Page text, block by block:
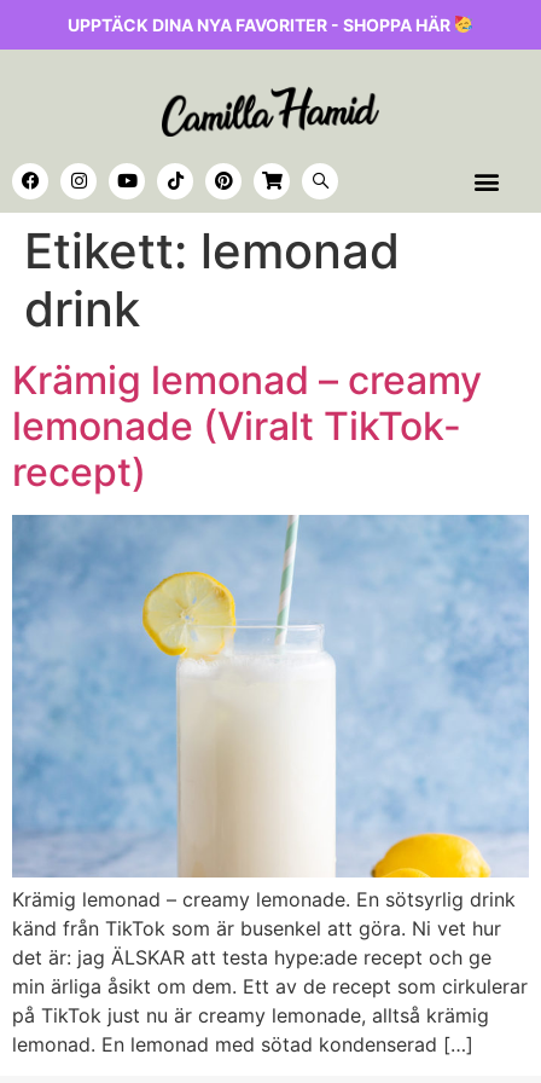
UPPTÄCK DINA NYA FAVORITER - SHOPPA HÄR
Etikett: lemonad
drink
Krämig lemonad – creamy
lemonade (Viralt TikTok-
recept)
Krämig lemonad – creamy lemonade. En sötsyrlig drink
känd från TikTok som är busenkel att göra. Ni vet hur
det är: jag ÄLSKAR att testa hype:ade recept och ge
min ärliga åsikt om dem. Ett av de recept som cirkulerar
på TikTok just nu är creamy lemonade, alltså krämig
lemonad. En lemonad med sötad kondenserad […]